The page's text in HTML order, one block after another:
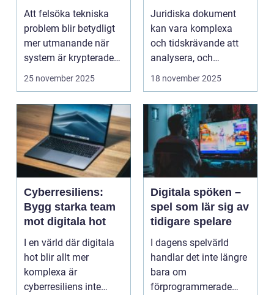
Att felsöka tekniska
problem blir betydligt
mer utmanande när
system är krypterade
oc...
25 november 2025
ng
Juridiska dokument
kan vara komplexa
och tidskrävande att
analysera, och
felaktigheter eller mi...
18 november 2025
Cyberresiliens:
Bygg starka team
mot digitala hot
I en värld där digitala
hot blir allt mer
komplexa är
cyberresiliens inte
Digitala spöken –
spel som lär sig av
tidigare spelare
I dagens spelvärld
handlar det inte längre
bara om
förprogrammerade